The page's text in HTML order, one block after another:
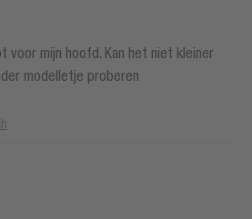
voor mijn hoofd. Kan het niet kleiner
modelletje proberen